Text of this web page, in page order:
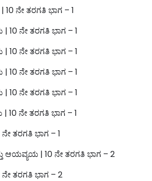
10 ನೇ ತರಗತಿ ಭಾಗ – 1
ನೇ ತರಗತಿ ಭಾಗ – 1
ನೇ ತರಗತಿ ಭಾಗ – 1
ನೇ ತರಗತಿ ಭಾಗ – 1
ನೇ ತರಗತಿ ಭಾಗ – 1
ನೇ ತರಗತಿ ಭಾಗ – 1
ತರಗತಿ ಭಾಗ – 1
ಆಯವ್ಯಯ | 10 ನೇ ತರಗತಿ ಭಾಗ – 2
ನೇ ತರಗತಿ ಭಾಗ – 2